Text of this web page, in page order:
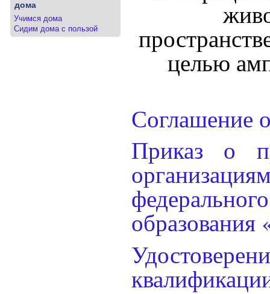
дома
Учимся дома
Сидим дома с пользой
целью
Соглашение
Приказ о
образования